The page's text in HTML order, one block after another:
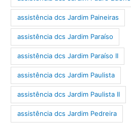
assistência dcs Jardim Paineiras
assistência dcs Jardim Paraíso
assistência dcs Jardim Paraíso II
assistência dcs Jardim Paulista
assistência dcs Jardim Paulista II
assistência dcs Jardim Pedreira